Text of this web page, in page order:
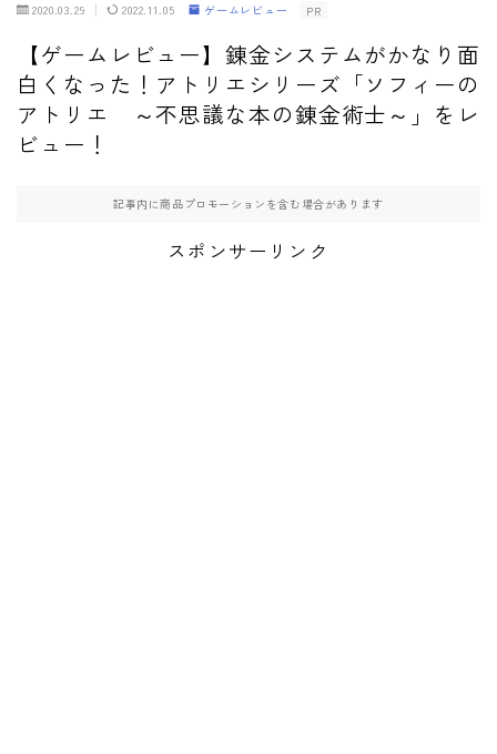
2020.03.29 2022.11.05 ゲームレビュー PR
【ゲームレビュー】錬金システムがかなり面
白くなった！アトリエシリーズ「ソフィーの
アトリエ ～不思議な本の錬金術士～」をレ
ビュー！
記事内に商品プロモーションを含む場合があります
スポンサーリンク